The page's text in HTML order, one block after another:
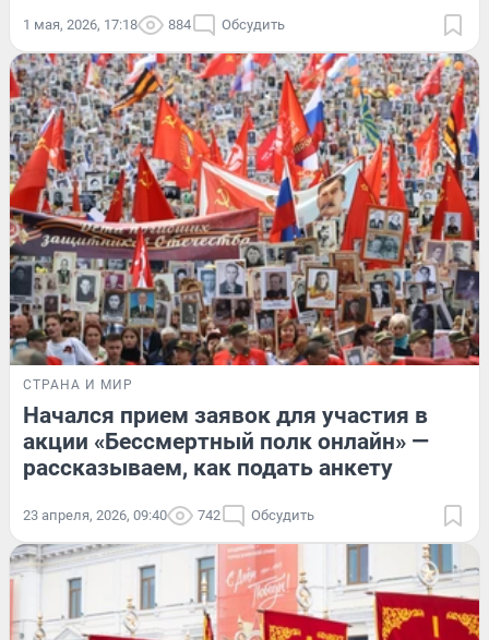
1 мая, 2026, 17:18 884 Обсудить
СТРАНА И МИР
Начался прием заявок для участия в
акции «Бессмертный полк онлайн» —
рассказываем, как подать анкету
23 апреля, 2026, 09:40 742 Обсудить